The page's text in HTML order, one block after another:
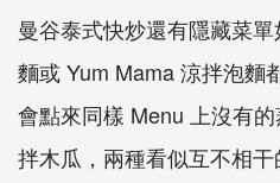
曼谷泰式快炒還有隱藏菜
麵或 Yum Mama 涼拌泡麵
會點來同樣 Menu 上沒有
拌木瓜，兩種看似互不相